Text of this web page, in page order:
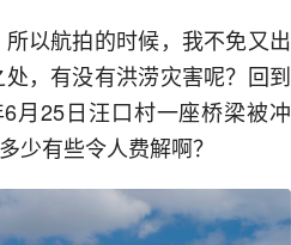
以航拍的时候，我不免又出
，有没有洪涝灾害呢？回到
月25日汪口村一座桥梁被冲
少有些令人费解啊？